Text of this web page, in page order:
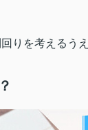
りを考えるう